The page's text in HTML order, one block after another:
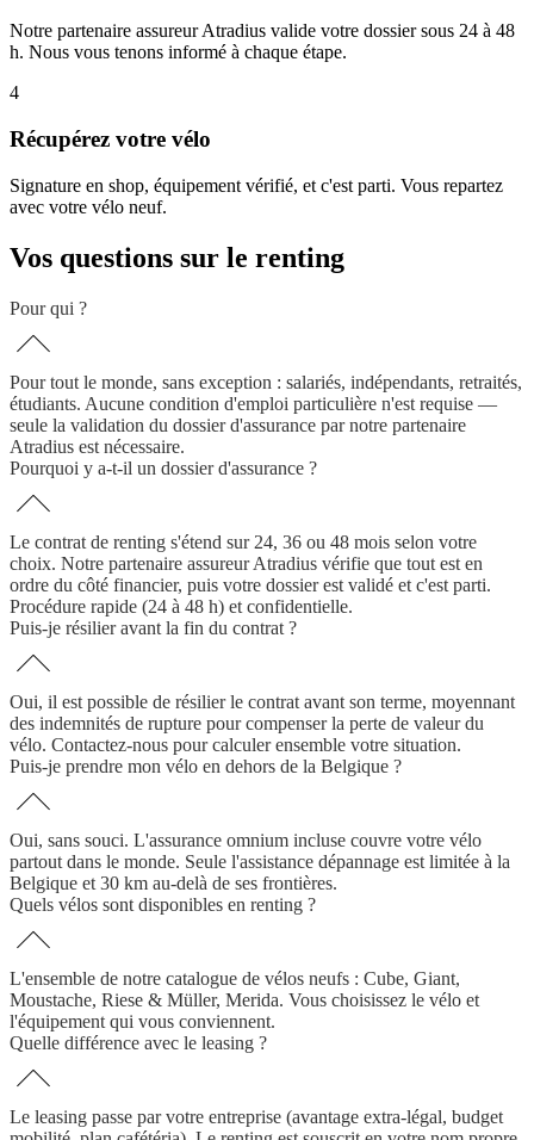
Notre partenaire assureur Atradius valide votre dossier sous 24 à 48
h. Nous vous tenons informé à chaque étape.
4
Récupérez votre vélo
Signature en shop, équipement vérifié, et c'est parti. Vous repartez
avec votre vélo neuf.
Vos questions sur le renting
Pour qui ?
Pour tout le monde, sans exception : salariés, indépendants, retraités,
étudiants. Aucune condition d'emploi particulière n'est requise —
seule la validation du dossier d'assurance par notre partenaire
Atradius est nécessaire.
Pourquoi y a-t-il un dossier d'assurance ?
Le contrat de renting s'étend sur 24, 36 ou 48 mois selon votre
choix. Notre partenaire assureur Atradius vérifie que tout est en
ordre du côté financier, puis votre dossier est validé et c'est parti.
Procédure rapide (24 à 48 h) et confidentielle.
Puis-je résilier avant la fin du contrat ?
Oui, il est possible de résilier le contrat avant son terme, moyennant
des indemnités de rupture pour compenser la perte de valeur du
vélo. Contactez-nous pour calculer ensemble votre situation.
Puis-je prendre mon vélo en dehors de la Belgique ?
Oui, sans souci. L'assurance omnium incluse couvre votre vélo
partout dans le monde. Seule l'assistance dépannage est limitée à la
Belgique et 30 km au-delà de ses frontières.
Quels vélos sont disponibles en renting ?
L'ensemble de notre catalogue de vélos neufs : Cube, Giant,
Moustache, Riese & Müller, Merida. Vous choisissez le vélo et
l'équipement qui vous conviennent.
Quelle différence avec le leasing ?
Le leasing passe par votre entreprise (avantage extra-légal, budget